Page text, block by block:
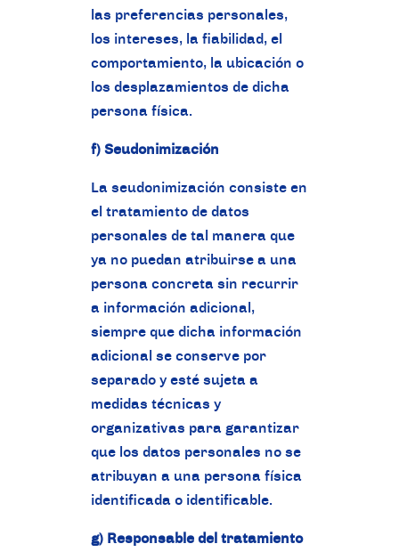
las preferencias personales,
los intereses, la fiabilidad, el
comportamiento, la ubicación o
los desplazamientos de dicha
persona física.
f) Seudonimización
La seudonimización consiste en
el tratamiento de datos
personales de tal manera que
ya no puedan atribuirse a una
persona concreta sin recurrir
a información adicional,
siempre que dicha información
adicional se conserve por
separado y esté sujeta a
medidas técnicas y
organizativas para garantizar
que los datos personales no se
atribuyan a una persona física
identificada o identificable.
g) Responsable del tratamiento